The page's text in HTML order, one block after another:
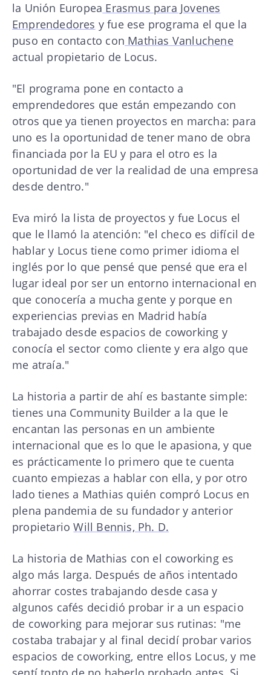
la Unión Europea Erasmus para Jovenes
Emprendedores y fue ese programa el que la
puso en contacto con Mathias Vanluchene
actual propietario de Locus.
"El programa pone en contacto a
emprendedores que están empezando con
otros que ya tienen proyectos en marcha: para
uno es la oportunidad de tener mano de obra
financiada por la EU y para el otro es la
oportunidad de ver la realidad de una empresa
desde dentro."
Eva miró la lista de proyectos y fue Locus el
que le llamó la atención: "el checo es difícil de
hablar y Locus tiene como primer idioma el
inglés por lo que pensé que pensé que era el
lugar ideal por ser un entorno internacional en
que conocería a mucha gente y porque en
experiencias previas en Madrid había
trabajado desde espacios de coworking y
conocía el sector como cliente y era algo que
me atraía."
La historia a partir de ahí es bastante simple:
tienes una Community Builder a la que le
encantan las personas en un ambiente
internacional que es lo que le apasiona, y que
es prácticamente lo primero que te cuenta
cuanto empiezas a hablar con ella, y por otro
lado tienes a Mathias quién compró Locus en
plena pandemia de su fundador y anterior
propietarioWill Bennis, Ph. D.
La historia de Mathias con el coworking es
algo más larga. Después de años intentado
ahorrar costes trabajando desde casa y
algunos cafés decidió probar ir a un espacio
de coworking para mejorar sus rutinas: "me
costaba trabajar y al final decidí probar varios
espacios de coworking, entre ellos Locus, y me